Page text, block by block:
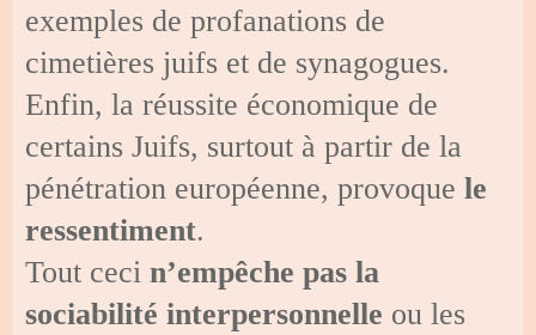
exemples de profanations de
cimetières juifs et de synagogues.
Enfin, la réussite économique de
certains Juifs, surtout à partir de la
pénétration européenne, provoquele
ressentiment.
Tout cecin’empêche pas la
sociabilité interpersonnelle ou les